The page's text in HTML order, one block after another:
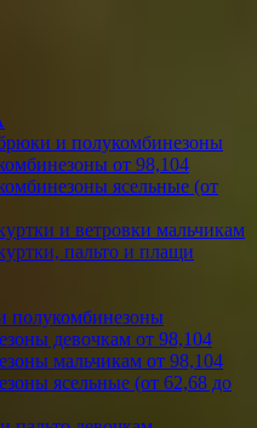
и полукомбинезоны
от 98,104
ясельные (от
и ветровки мальчикам
пальто и плащи
полукомбинезоны
девочкам от 98,104
мальчикам от 98,104
ясельные (от 62,68 до